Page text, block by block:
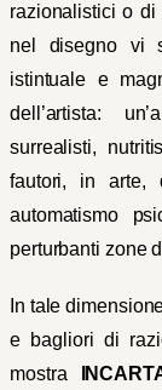
razionalistici o di
nel disegno vi
istintuale e
dell’artista:
surrealisti,
fautori, in arte,
automatismo
perturbanti zone
In tale
e bagliori di
mostra